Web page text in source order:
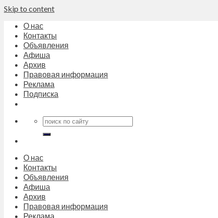
Skip to content
О нас
Контакты
Объявления
Афиша
Архив
Правовая информация
Реклама
Подписка
О нас
Контакты
Объявления
Афиша
Архив
Правовая информация
Реклама